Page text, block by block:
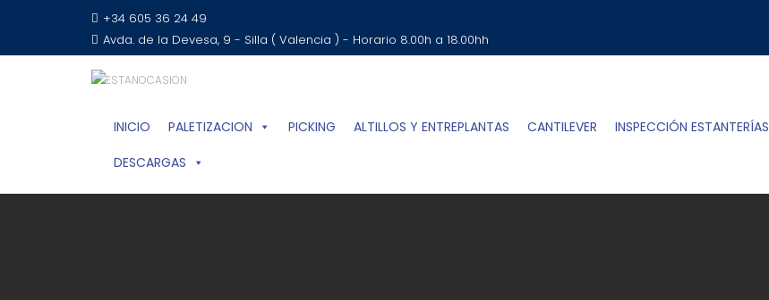
+34 605 36 24 49
Avda. de la Devesa, 9 - Silla ( Valencia ) - Horario 8.00h a 18.00hh
INICIO PALETIZACION PICKING ALTILLOS Y ENTREPLANTAS CANTILEVER INSPECCIÓN ESTANTERÍAS
DESCARGAS
SOLICITA TU PRESUPUESTO